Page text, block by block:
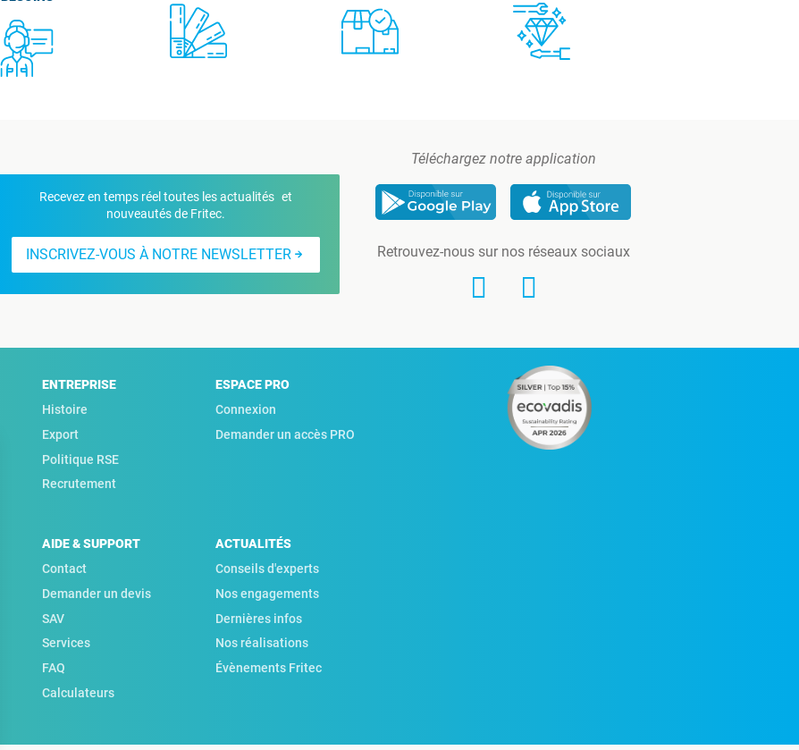
Recevez en temps réel toutes les actualités et
nouveautés de Fritec.
INSCRIVEZ-VOUS À NOTRE NEWSLETTER
Téléchargez notre application
Retrouvez-nous sur nos réseaux sociaux
ENTREPRISE
Histoire
Export
Politique RSE
Recrutement
ESPACE PRO
Connexion
Demander un accès PRO
AIDE & SUPPORT
Contact
Demander un devis
SAV
Services
FAQ
Calculateurs
ACTUALITÉS
Conseils d'experts
Nos engagements
Dernières infos
Nos réalisations
Évènements Fritec